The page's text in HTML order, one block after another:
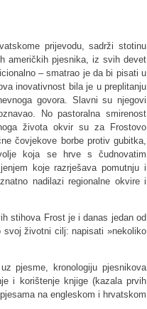
prijevodu, sadrži stotinu
američkih pjesnika, iz svih devet
– smatrao je da bi pisati u
inovativnost bila je u preplitanju
govora. Slavni su njegovi
No pastoralna smirenost
života okvir su za Frostovo
čovjekove borbe protiv gubitka,
koja se hrve s čudnovatim
koje razrješava pomutnju i
nadilazi regionalne okvire i
stihova Frost je i danas jedan od
svoj životni cilj: napisati »nekoliko
pjesme, kronologiju pjesnikova
i korištenje knjige (kazala prvih
na engleskom i hrvatskom